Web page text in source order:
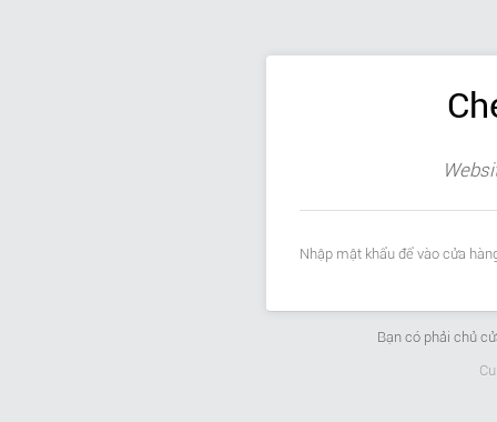
Nhập mật khẩu để vào cửa
Bạn có phải chủ